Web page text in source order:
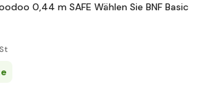
0,44 m SAFE Wählen Sie BNF Basic